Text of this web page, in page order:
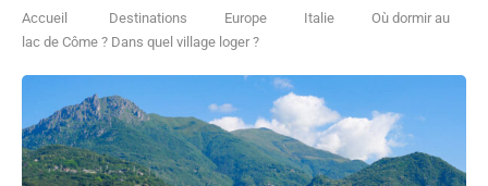
Accueil Destinations Europe Italie
Où dormir au
lac de Côme ? Dans quel village loger ?